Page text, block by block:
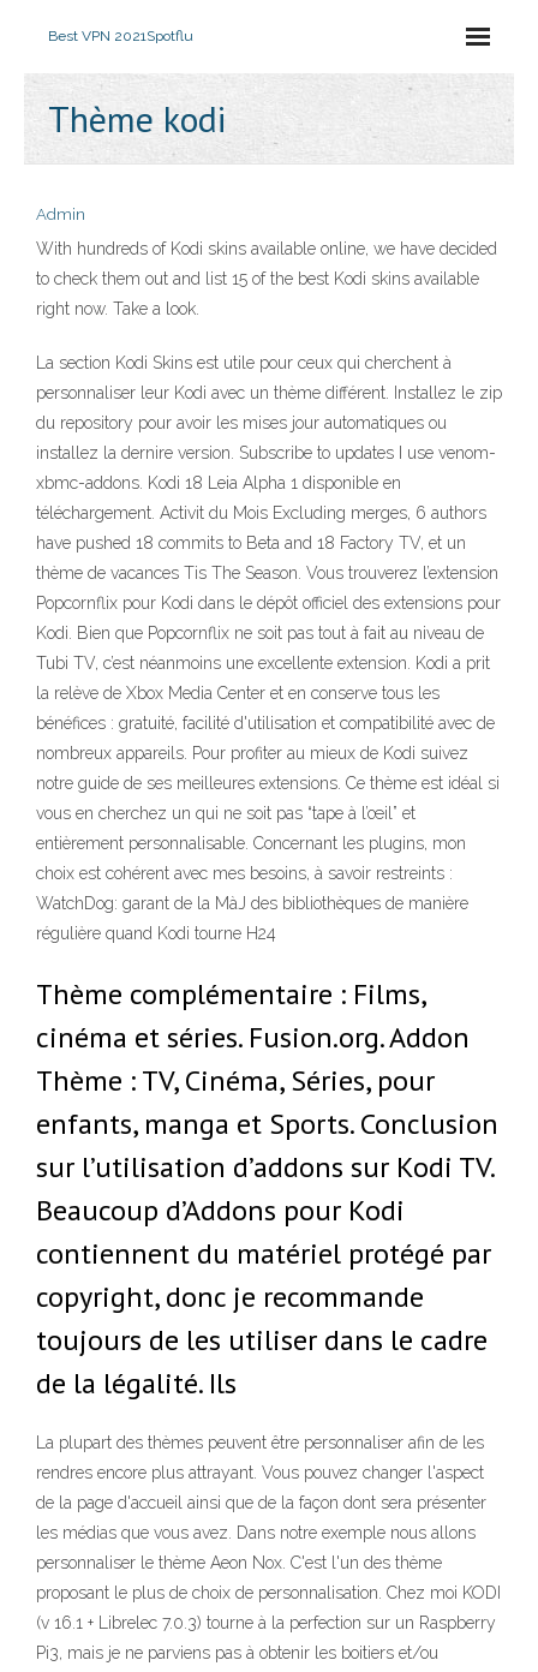
Best VPN 2021Spotflu
Thème kodi
Admin
With hundreds of Kodi skins available online, we have decided
to check them out and list 15 of the best Kodi skins available
right now. Take a look.
La section Kodi Skins est utile pour ceux qui cherchent à
personnaliser leur Kodi avec un thème différent. Installez le zip
du repository pour avoir les mises jour automatiques ou
installez la dernire version. Subscribe to updates I use venom-
xbmc-addons. Kodi 18 Leia Alpha 1 disponible en
téléchargement. Activit du Mois Excluding merges, 6 authors
have pushed 18 commits to Beta and 18 Factory TV, et un
thème de vacances Tis The Season. Vous trouverez l’extension
Popcornflix pour Kodi dans le dépôt officiel des extensions pour
Kodi. Bien que Popcornflix ne soit pas tout à fait au niveau de
Tubi TV, c’est néanmoins une excellente extension. Kodi a prit
la relève de Xbox Media Center et en conserve tous les
bénéfices : gratuité, facilité d'utilisation et compatibilité avec de
nombreux appareils. Pour profiter au mieux de Kodi suivez
notre guide de ses meilleures extensions. Ce thème est idéal si
vous en cherchez un qui ne soit pas “tape à l’œil” et
entièrement personnalisable. Concernant les plugins, mon
choix est cohérent avec mes besoins, à savoir restreints :
WatchDog: garant de la MàJ des bibliothèques de manière
régulière quand Kodi tourne H24
Thème complémentaire : Films,
cinéma et séries. Fusion.org. Addon
Thème : TV, Cinéma, Séries, pour
enfants, manga et Sports. Conclusion
sur l’utilisation d’addons sur Kodi TV.
Beaucoup d’Addons pour Kodi
contiennent du matériel protégé par
copyright, donc je recommande
toujours de les utiliser dans le cadre
de la légalité. Ils
La plupart des thèmes peuvent être personnaliser afin de les
rendres encore plus attrayant. Vous pouvez changer l'aspect
de la page d'accueil ainsi que de la façon dont sera présenter
les médias que vous avez. Dans notre exemple nous allons
personnaliser le thème Aeon Nox. C'est l'un des thème
proposant le plus de choix de personnalisation. Chez moi KODI
(v 16.1 + Librelec 7.0.3) tourne à la perfection sur un Raspberry
Pi3, mais je ne parviens pas à obtenir les boitiers et/ou